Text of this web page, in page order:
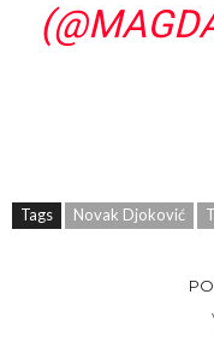
Tags Novak Djoković